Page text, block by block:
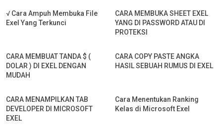
√ Cara Ampuh Membuka File
Exel Yang Terkunci
CARA MEMBUKA SHEET EXEL
YANG DI PASSWORD ATAU DI
PROTEKSI
CARA MEMBUAT TANDA $ (
DOLAR ) DI EXEL DENGAN
MUDAH
CARA COPY PASTE ANGKA
HASIL SEBUAH RUMUS DI EXEL
CARA MENAMPILKAN TAB
DEVELOPER DI MICROSOFT
EXEL
Cara Menentukan Ranking
Kelas di Microsoft Exel